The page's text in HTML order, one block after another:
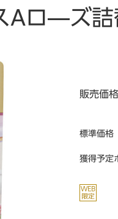
Aロ―ズ
販売価格
標準価格
獲得予定